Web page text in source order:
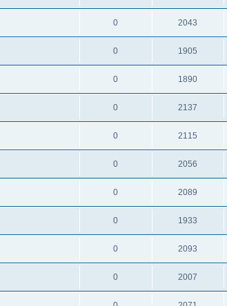
0 2043
0 1905
0 1890
0 2137
0 2115
0 2056
0 2089
0 1933
0 2093
0 2007